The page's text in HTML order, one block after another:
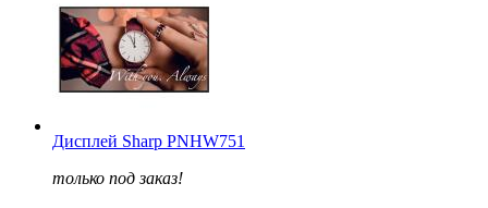
Дисплей Sharp PNHW751
только под заказ!